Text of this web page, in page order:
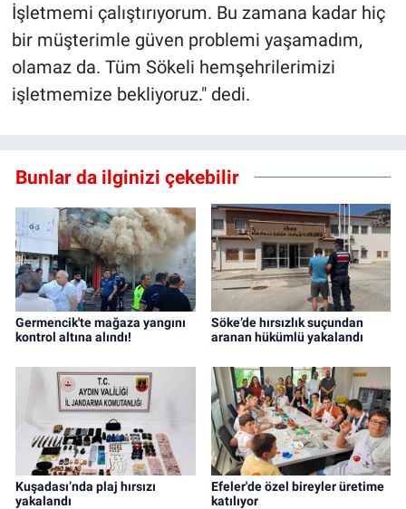
İşletmemi çalıştırıyorum. Bu zamana kadar hiç
bir müşterimle güven problemi yaşamadım,
olamaz da. Tüm Sökeli hemşehrilerimizi
işletmemize bekliyoruz." dedi.
Bunlar da ilginizi çekebilir
Germencik'te mağaza yangını
kontrol altına alındı!
Söke’de hırsızlık suçundan
aranan hükümlü yakalandı
Kuşadası’nda plaj hırsızı
yakalandı
Efeler'de özel bireyler üretime
katılıyor